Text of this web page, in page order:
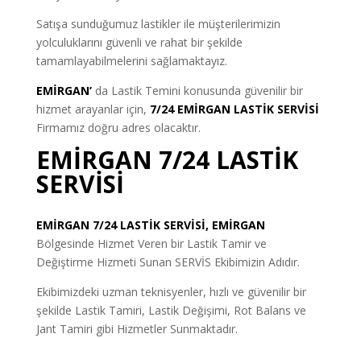
Satışa sunduğumuz lastikler ile müşterilerimizin
yolculuklarını güvenli ve rahat bir şekilde
tamamlayabilmelerini sağlamaktayız.
EMİRGAN’ da Lastik Temini konusunda güvenilir bir
hizmet arayanlar için, 7/24 EMİRGAN LASTİK SERVİSİ
Firmamız doğru adres olacaktır.
EMİRGAN 7/24 LASTİK
SERVİSİ
EMİRGAN 7/24 LASTİK SERVİSİ, EMİRGAN
Bölgesinde Hizmet Veren bir Lastik Tamir ve
Değiştirme Hizmeti Sunan SERVİS Ekibimizin Adıdır.
Ekibimizdeki uzman teknisyenler, hızlı ve güvenilir bir
şekilde Lastik Tamiri, Lastik Değişimi, Rot Balans ve
Jant Tamiri gibi Hizmetler Sunmaktadır.